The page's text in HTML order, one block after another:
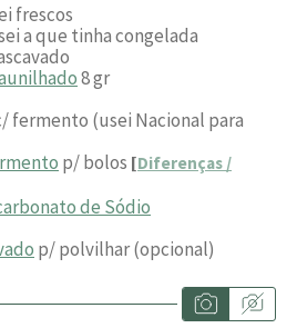
frescos
a que tinha congelada
8 gr
fermento (usei Nacional para
p/ bolos [Diferenças /
de Sódio
p/ polvilhar (opcional)